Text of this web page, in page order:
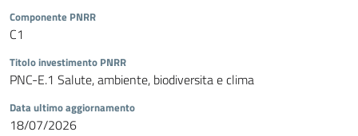
Componente PNRR
C1
Titolo investimento PNRR
PNC-E.1 Salute, ambiente, biodiversita e clima
Data ultimo aggiornamento
18/07/2026